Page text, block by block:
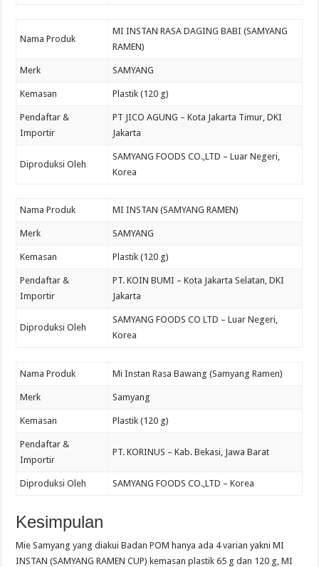
Nama Produk
MI INSTAN RASA DAGING BABI (SAMYANG
RAMEN)
Merk SAMYANG
Kemasan Plastik (120 g)
Pendaftar &
Importir
PT JICO AGUNG – Kota Jakarta Timur, DKI
Jakarta
Diproduksi Oleh
SAMYANG FOODS CO.,LTD – Luar Negeri,
Korea
Nama Produk MI INSTAN (SAMYANG RAMEN)
Merk SAMYANG
Kemasan Plastik (120 g)
Pendaftar &
Importir
PT. KOIN BUMI – Kota Jakarta Selatan, DKI
Jakarta
Diproduksi Oleh
SAMYANG FOODS CO LTD – Luar Negeri,
Korea
Nama Produk Mi Instan Rasa Bawang (Samyang Ramen)
Merk Samyang
Kemasan Plastik (120 g)
Pendaftar &
Importir
PT. KORINUS – Kab. Bekasi, Jawa Barat
Diproduksi Oleh SAMYANG FOODS CO.,LTD – Korea
Kesimpulan
Mie Samyang yang diakui Badan POM hanya ada 4 varian yakni MI
INSTAN (SAMYANG RAMEN CUP) kemasan plastik 65 g dan 120 g, MI